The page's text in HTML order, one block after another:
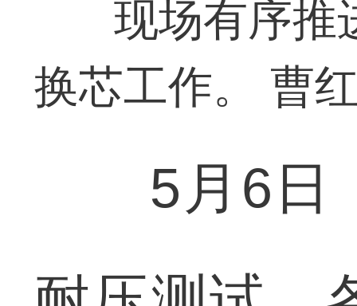
现场有序推
换芯工作。 曹
5月6日，